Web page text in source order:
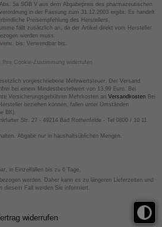
5a SGB V aus dem Abgabepreis des pharmazeutischen
in der Fassung zum 31.12.2003 ergibt. Es handelt
Preisempfehlung des Herstellers.
fällt zusätzlich an, da der Artikel direkt vom Hersteller
werden muss.
bis: Verwendbar bis.
Ihre Cookie-Zustimmung widerrufen
vorgeschriebene Mehrwertsteuer. Der Versand
bei einem Mindestbestellwert von 13,99 Euro. Bei
Versicherungsgebühren Mehrkosten an VersandkostenBei
beziehen können, fallen unter Umständen
BK).
Str. 27 - 49214 Bad Rothenfelde - Tel 0800 / 10 11
Abgabe nur in haushaltsüblichen Mengen.
in Einzelfällen bis zu 6 Tage.
werden. Daher kann es zu längeren Lieferzeiten und
Fall werden Sie informiert.
widerrufen